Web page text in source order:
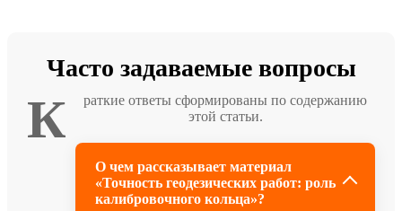
Часто задаваемые вопросы
К
раткие ответы сформированы по содержанию
этой статьи.
О чем рассказывает материал
«Точность геодезических работ: роль
калибровочного кольца»?